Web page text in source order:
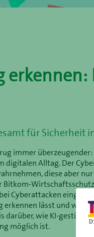
für Sicherheit
immer
digitalen Alltag. Der
diese aber
Bitkom-
Cyberattacken
erkennen lässt und was
darüber, wie KI-
möglich ist.